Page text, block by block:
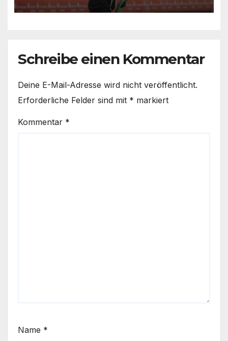
Schreibe einen Kommentar
Deine E-Mail-Adresse wird nicht veröffentlicht.
Erforderliche Felder sind mit * markiert
Kommentar *
Name *